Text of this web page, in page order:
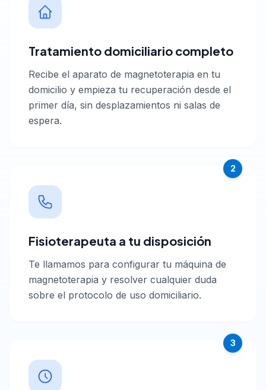
Tratamiento domiciliario completo
Recibe el aparato de magnetoterapia en tu
domicilio y empieza tu recuperación desde el
primer día, sin desplazamientos ni salas de
espera.
2
Fisioterapeuta a tu disposición
Te llamamos para configurar tu máquina de
magnetoterapia y resolver cualquier duda
sobre el protocolo de uso domiciliario.
3